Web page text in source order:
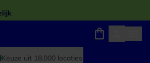
Giftcard van het jaar 2026
Keuze uit 18.000 locaties
webshops en uitjes